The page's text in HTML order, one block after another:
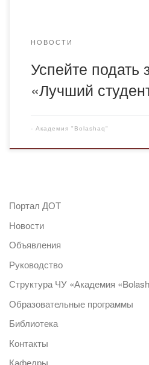
НОВОСТИ
Успейте подать
«Лучший
- Академия "Bolashaq"
Портал ДОТ
Новости
Объявления
Руководство
Структура ЧУ «Академия
Образовательные программы
Библиотека
Контакты
Кафедры